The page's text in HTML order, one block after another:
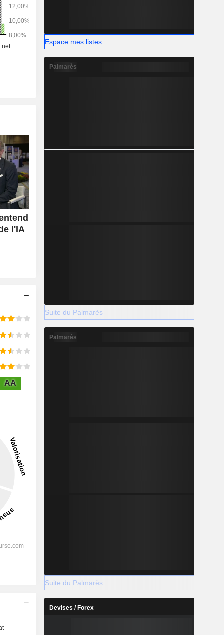
l'IA
AA
Espace mes listes
Palmarès
Suite du Palmarès
Palmarès
Suite du Palmarès
Devises / Forex